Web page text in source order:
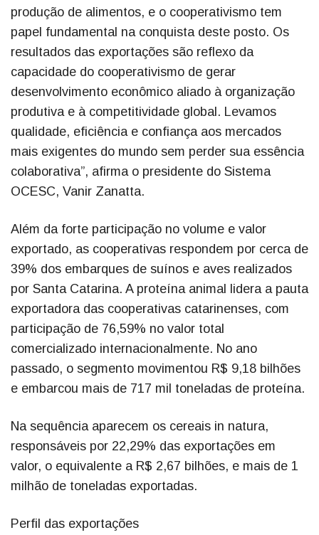
produção de alimentos, e o cooperativismo tem
papel fundamental na conquista deste posto. Os
resultados das exportações são reflexo da
capacidade do cooperativismo de gerar
desenvolvimento econômico aliado à organização
produtiva e à competitividade global. Levamos
qualidade, eficiência e confiança aos mercados
mais exigentes do mundo sem perder sua essência
colaborativa”, afirma o presidente do Sistema
OCESC, Vanir Zanatta.
Além da forte participação no volume e valor
exportado, as cooperativas respondem por cerca de
39% dos embarques de suínos e aves realizados
por Santa Catarina. A proteína animal lidera a pauta
exportadora das cooperativas catarinenses, com
participação de 76,59% no valor total
comercializado internacionalmente. No ano
passado, o segmento movimentou R$ 9,18 bilhões
e embarcou mais de 717 mil toneladas de proteína.
Na sequência aparecem os cereais in natura,
responsáveis por 22,29% das exportações em
valor, o equivalente a R$ 2,67 bilhões, e mais de 1
milhão de toneladas exportadas.
Perfil das exportações